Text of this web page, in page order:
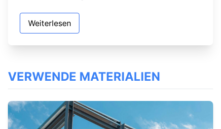
Weiterlesen
VERWENDE MATERIALIEN